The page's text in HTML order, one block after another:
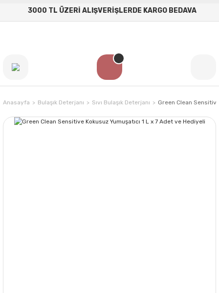
3000 TL ÜZERİ ALIŞVERİŞLERDE KARGO BEDAVA
Anasayfa Bulaşık Deterjanı Sıvı Bulaşık Deterjanı Green Clean